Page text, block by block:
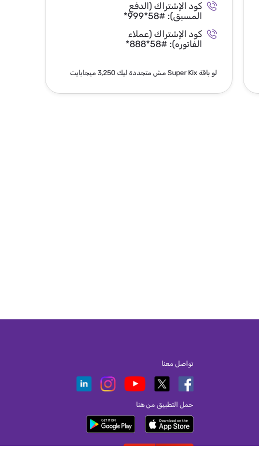
كود الإشتراك (الدفع
المسبق): *999*58#
كود الإشتراك (عملاء
الفاتوره): *888*58#
لو باقة Super Kix مش متجددة ليك 3,250 ميجابايت
تواصل معنا
حمل التطبيق من هنا